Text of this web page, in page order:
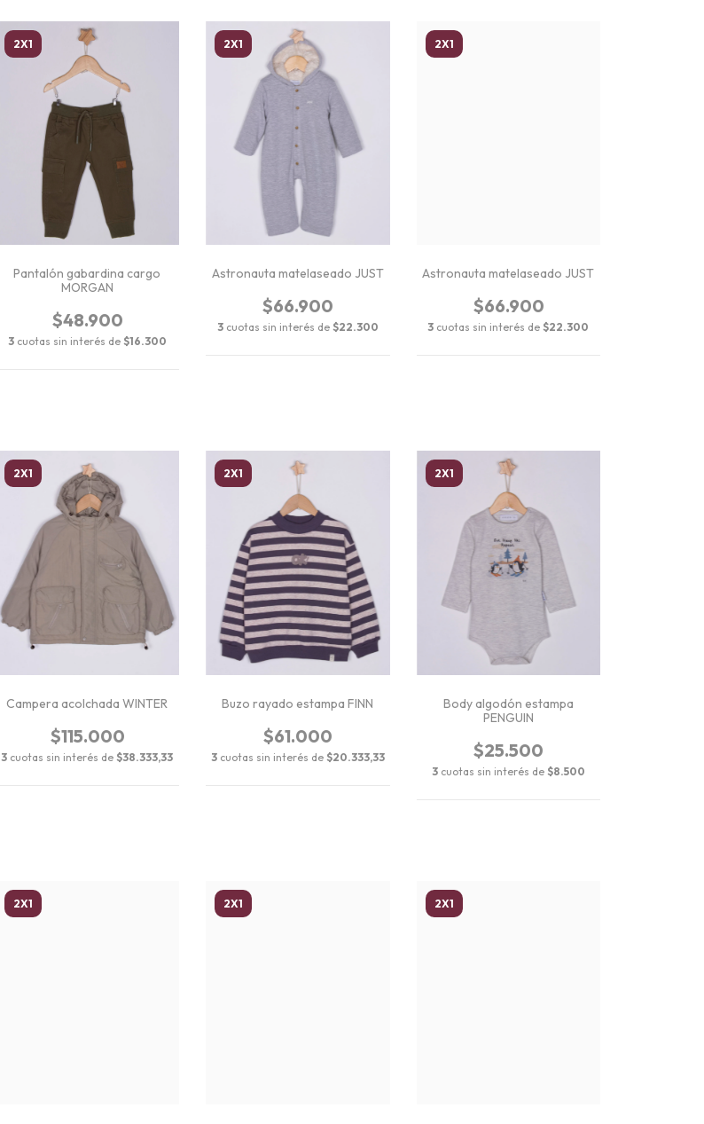
2X1
Pantalón gabardina cargo
MORGAN
$48.900
3 cuotas sin interés de $16.300
2X1
Astronauta matelaseado JUST
$66.900
3 cuotas sin interés de $22.300
2X1
Astronauta matelaseado JUST
$66.900
3 cuotas sin interés de$22.300
2X1
Campera acolchada WINTER
$115.000
3 cuotas sin interés de$38.333,33
2X1
Buzo rayado estampa FINN
$61.000
3 cuotas sin interés de $20.333,33
2X1
Body algodón estampa
PENGUIN
$25.500
3 cuotas sin interés de $8.500
2X1 2X1 2X1